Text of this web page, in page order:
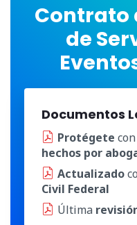
Contrato
de
Documentos
Protégete
hechos por
Actualizado
Civil Federal
Última